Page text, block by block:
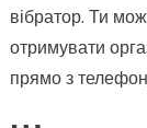
вібратор. Ти
отримувати
прямо з